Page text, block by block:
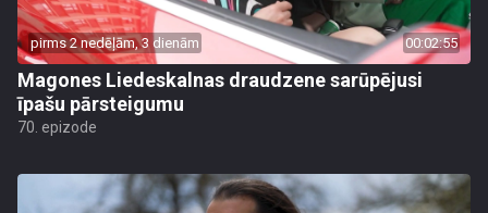
pirms 2 nedēļām, 3 dienām 00:02:55
Magones Liedeskalnas draudzene sarūpējusi
īpašu pārsteigumu
70. epizode